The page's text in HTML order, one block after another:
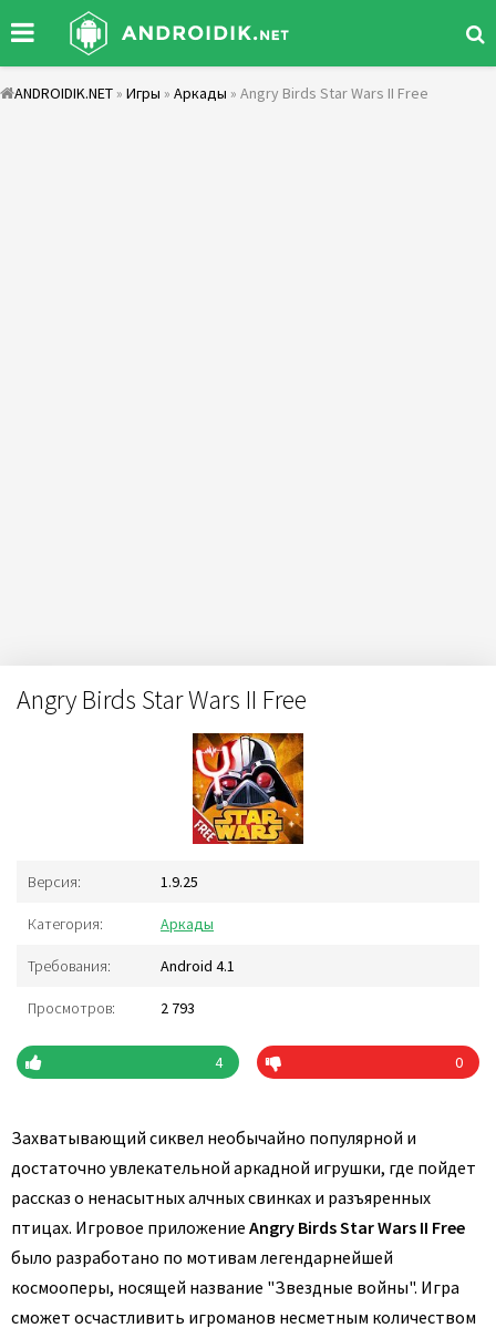
ANDROIDIK.NET » Игры » Аркады » Angry Birds Star Wars II Free
Angry Birds Star Wars II Free
Версия: 1.9.25
Категория: Аркады
Требования: Android 4.1
Просмотров: 2 793
4 0
Захватывающий сиквел необычайно популярной и
достаточно увлекательной аркадной игрушки, где пойдет
рассказ о ненасытных алчных свинках и разъяренных
птицах. Игровое приложение Angry Birds Star Wars II Free
было разработано по мотивам легендарнейшей
космооперы, носящей название "Звездные войны". Игра
сможет осчастливить игроманов несметным количеством